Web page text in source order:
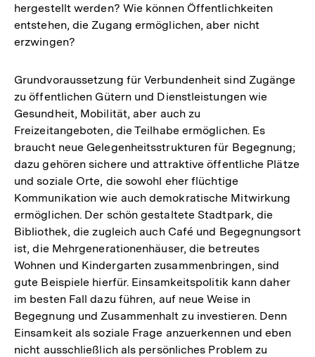
hergestellt werden? Wie können Öffentlichkeiten
entstehen, die Zugang ermöglichen, aber nicht
erzwingen?
Grundvoraussetzung für Verbundenheit sind Zugänge
zu öffentlichen Gütern und Dienstleistungen wie
Gesundheit, Mobilität, aber auch zu
Freizeitangeboten, die Teilhabe ermöglichen. Es
braucht neue Gelegenheitsstrukturen für Begegnung;
dazu gehören sichere und attraktive öffentliche Plätze
und soziale Orte, die sowohl eher flüchtige
Kommunikation wie auch demokratische Mitwirkung
ermöglichen. Der schön gestaltete Stadtpark, die
Bibliothek, die zugleich auch Café und Begegnungsort
ist, die Mehrgenerationenhäuser, die betreutes
Wohnen und Kindergarten zusammenbringen, sind
gute Beispiele hierfür. Einsamkeitspolitik kann daher
im besten Fall dazu führen, auf neue Weise in
Begegnung und Zusammenhalt zu investieren. Denn
Einsamkeit als soziale Frage anzuerkennen und eben
nicht ausschließlich als persönliches Problem zu